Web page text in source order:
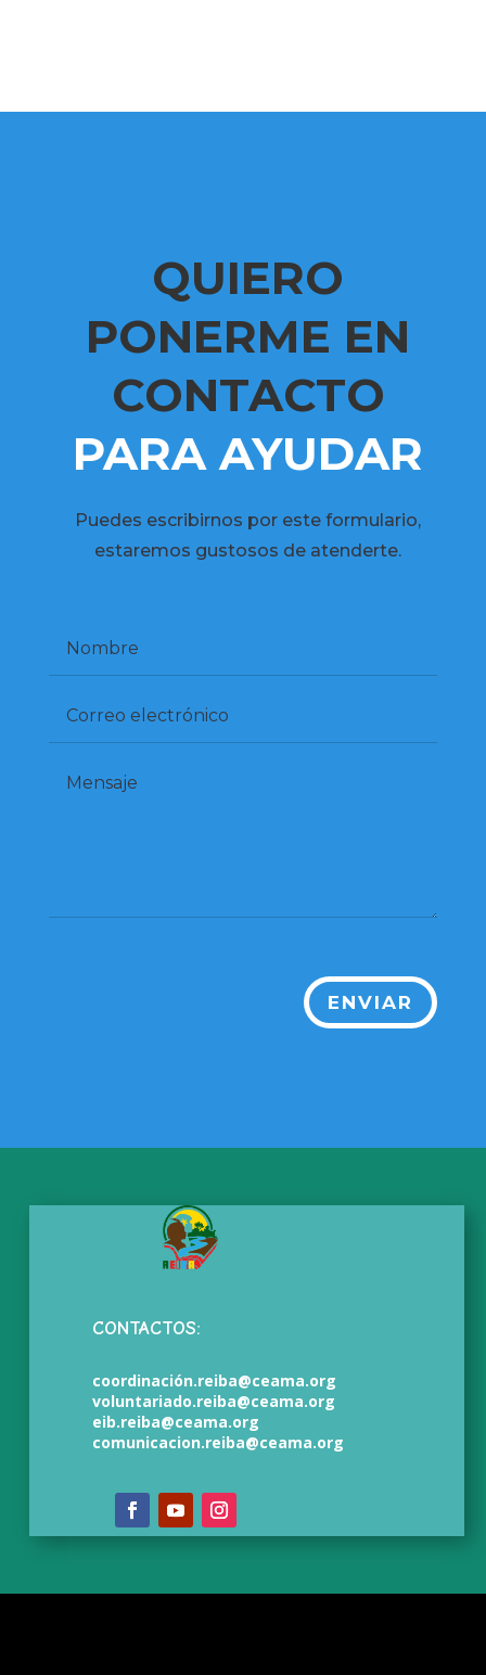
QUIERO
PONERME EN
CONTACTO
PARA AYUDAR
Puedes escribirnos por este formulario,
estaremos gustosos de atenderte.
ENVIAR
CONTACTOS:
coordinación.reiba@ceama.org
voluntariado.reiba@ceama.org
eib.reiba@ceama.org
comunicacion.reiba@ceama.org